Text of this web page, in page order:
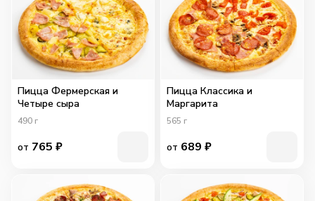
Пицца Фермерская и
Четыре сыра
490 г
от 765 ₽
Пицца Классика и
Маргарита
565 г
от 689 ₽